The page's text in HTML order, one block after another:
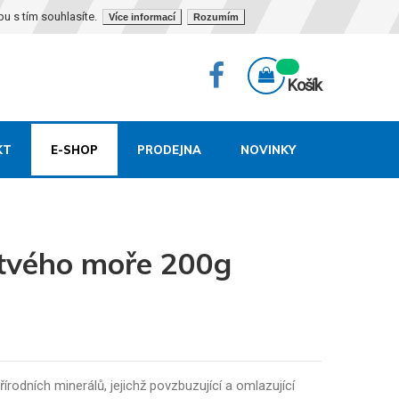
s tím souhlasíte. Více informací Rozumím
Košík
E-SHOP PRODEJNA NOVINKY
moře 200g
minerálů, jejichž povzbuzující a omlazující